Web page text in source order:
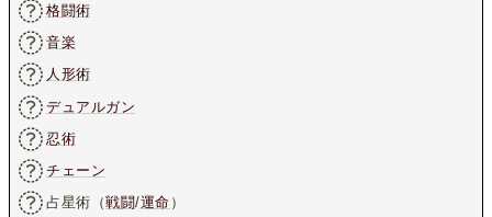
格闘術
音楽
人形術
デュアルガン
忍術
チェーン
占星術（戦闘/運命 ）